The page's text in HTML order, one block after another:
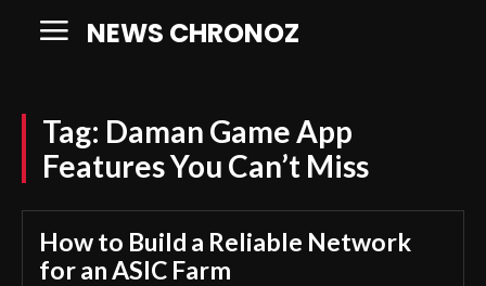
NEWS CHRONOZ
Tag: Daman Game App
Features You Can’t Miss
How to Build a Reliable Network
for an ASIC Farm